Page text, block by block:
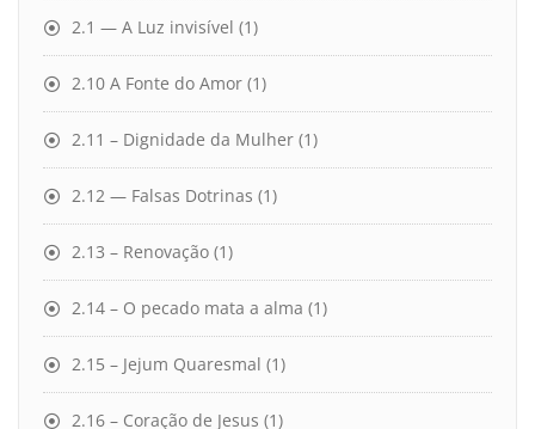
2.1 — A Luz invisível (1)
2.10 A Fonte do Amor (1)
2.11 – Dignidade da Mulher (1)
2.12 — Falsas Dotrinas (1)
2.13 – Renovação (1)
2.14 – O pecado mata a alma (1)
2.15 – Jejum Quaresmal (1)
2.16 – Coração de Jesus (1)